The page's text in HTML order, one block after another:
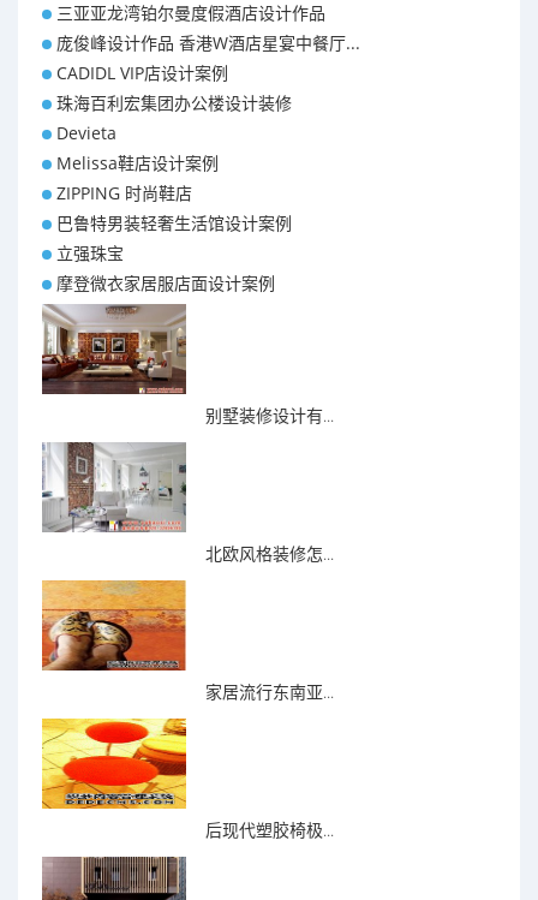
三亚亚龙湾铂尔曼度假酒店设计作品
庞俊峰设计作品 香港W酒店星宴中餐厅...
CADIDL VIP店设计案例
珠海百利宏集团办公楼设计装修
Devieta
Melissa鞋店设计案例
ZIPPING 时尚鞋店
巴鲁特男装轻奢生活馆设计案例
立强珠宝
摩登微衣家居服店面设计案例
别墅装修设计有...
北欧风格装修怎...
家居流行东南亚...
后现代塑胶椅极...